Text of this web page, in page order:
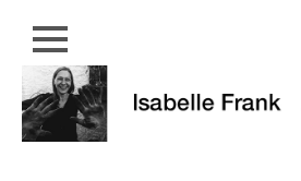
Close
content
MÉTAMORPHOSES
PERFORMANCES